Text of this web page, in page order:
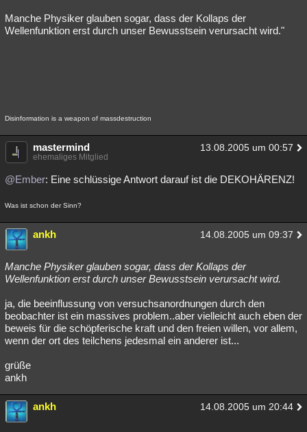
Manche Physiker glauben sogar, dass der Kollaps der
Wellenfunktion erst durch unser Bewusstsein verursacht wird."
Disinformation is a weapon of massdestruction
mastermind 13.08.2005 um 00:57
ehemaliges Mitglied
@Ember: Eine schlüssige Antwort darauf ist die DEKOHÄRENZ!
Was ist schon der Sinn?
ankh 14.08.2005 um 09:37
Manche Physiker glauben sogar, dass der Kollaps der
Wellenfunktion erst durch unser Bewusstsein verursacht wird.
ja, die beeinflussung von versuchsanordnungen durch den
beobachter ist ein massives problem..aber vielleicht auch eben der
beweis für die schöpferische kraft und den freien willen, vor allem,
wenn der ort des teilchens jedesmal ein anderer ist...
grüße
ankh
ankh 14.08.2005 um 20:44